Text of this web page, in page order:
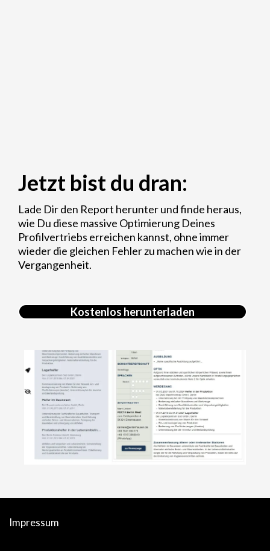
Jetzt bist du dran:
Lade Dir den Report herunter und finde heraus,
wie Du diese massive Optimierung Deines
Profilvertriebs erreichen kannst, ohne immer
wieder die gleichen Fehler zu machen wie in der
Vergangenheit.
Kostenlos herunterladen
Impressum